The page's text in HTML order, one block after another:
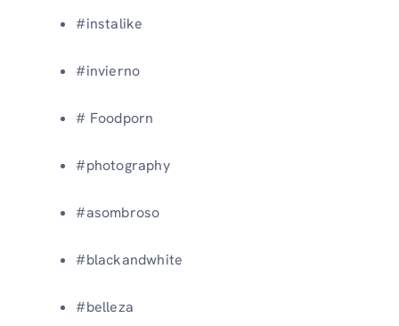
#instalike
#invierno
# Foodporn
#photography
#asombroso
#blackandwhite
#belleza